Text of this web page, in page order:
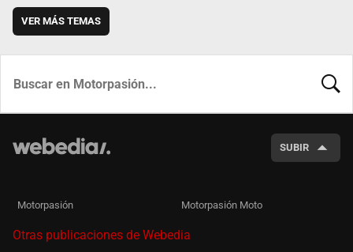
VER MÁS TEMAS
SUBIR
Motorpasión Motorpasión Moto
Otras publicaciones de Webedia